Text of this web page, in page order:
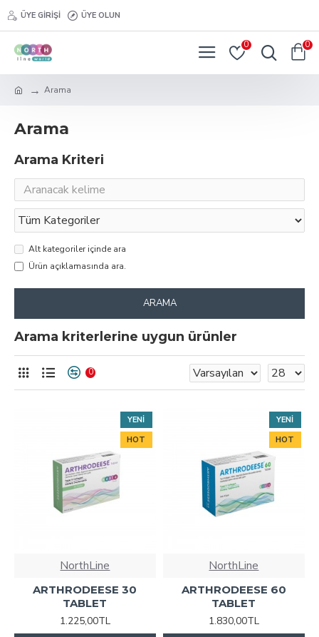
ÜYE GIRIŞI ÜYE OLUN
0 0
Arama
Arama
Arama Kriteri
Alt kategoriler içinde ara
Ürün açıklamasında ara.
ARAMA
Arama kriterlerine uygun ürünler
0
YENI
HOT
NorthLine
ARTHRODEESE 30
TABLET
1.225,00TL
YENI
HOT
NorthLine
ARTHRODEESE 60
TABLET
1.830,00TL